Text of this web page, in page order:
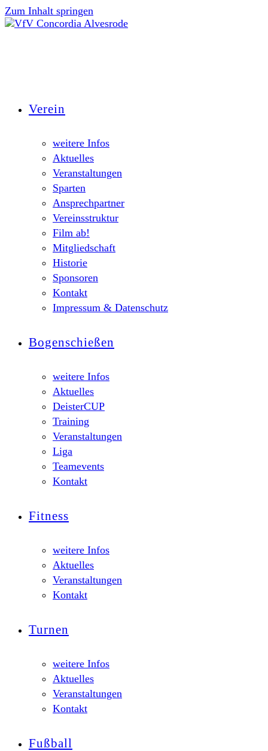
Zum Inhalt springen
Verein
weitere Infos
Aktuelles
Veranstaltungen
Sparten
Ansprechpartner
Vereinsstruktur
Film ab!
Mitgliedschaft
Historie
Sponsoren
Kontakt
Impressum & Datenschutz
Bogenschießen
weitere Infos
Aktuelles
DeisterCUP
Training
Veranstaltungen
Liga
Teamevents
Kontakt
Fitness
weitere Infos
Aktuelles
Veranstaltungen
Kontakt
Turnen
weitere Infos
Aktuelles
Veranstaltungen
Kontakt
Fußball